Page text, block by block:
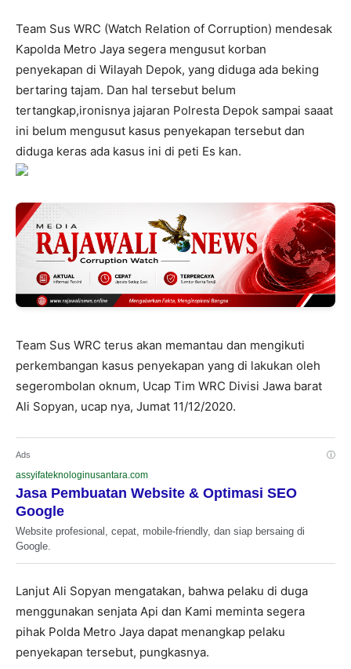
Team Sus WRC (Watch Relation of Corruption) mendesak
Kapolda Metro Jaya segera mengusut korban
penyekapan di Wilayah Depok, yang diduga ada beking
bertaring tajam. Dan hal tersebut belum
tertangkap,ironisnya jajaran Polresta Depok sampai saaat
ini belum mengusut kasus penyekapan tersebut dan
diduga keras ada kasus ini di peti Es kan.
Team Sus WRC terus akan memantau dan mengikuti
perkembangan kasus penyekapan yang di lakukan oleh
segerombolan oknum, Ucap Tim WRC Divisi Jawa barat
Ali Sopyan, ucap nya, Jumat 11/12/2020.
Ads ⓘ
assyifateknologinusantara.com
Jasa Pembuatan Website & Optimasi SEO
Google
Website profesional, cepat, mobile-friendly, dan siap bersaing di
Google.
Lanjut Ali Sopyan mengatakan, bahwa pelaku di duga
menggunakan senjata Api dan Kami meminta segera
pihak Polda Metro Jaya dapat menangkap pelaku
penyekapan tersebut, pungkasnya.